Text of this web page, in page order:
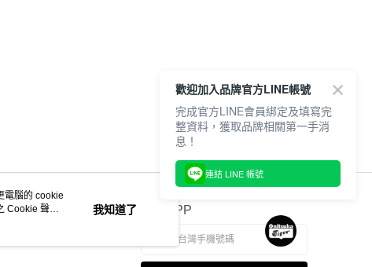
官方APP
電腦的 cookie
Cookie 聲明
我知道了
歡迎加入品牌官方LINE帳號
完成官方LINE會員綁定及填寫完
整資料，獲取品牌相關第一手消
息！
連結 LINE 帳號